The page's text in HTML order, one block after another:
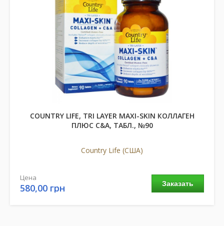
COUNTRY LIFE, TRI LAYER MAXI-SKIN КОЛЛАГЕН
ПЛЮС C&А, ТАБЛ., №90
Country Life (США)
Заказать
Цена
580,00 грн